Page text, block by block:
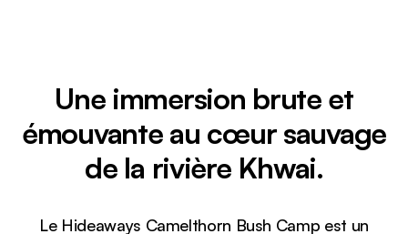
Une immersion brute et
émouvante au cœur sauvage
de la rivière Khwai.
Le Hideaways Camelthorn Bush Camp est un